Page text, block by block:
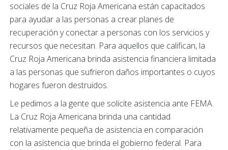
sociales de la Cruz Roja Americana están capacitados
para ayudar a las personas a crear planes de
recuperación y conectar a personas con los servicios y
recursos que necesitan. Para aquellos que califican, la
Cruz Roja Americana brinda asistencia financiera limitada
a las personas que sufrieron daños importantes o cuyos
hogares fueron destruidos.
Le pedimos a la gente que solicite asistencia ante FEMA.
La Cruz Roja Americana brinda una cantidad
relativamente pequeña de asistencia en comparación
con la asistencia que brinda el gobierno federal. Para